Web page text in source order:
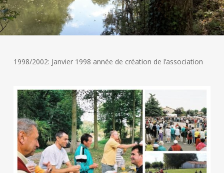
1998/2002: Janvier 1998 année de création de l’association